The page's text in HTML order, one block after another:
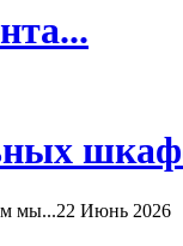
мы...22 Июнь 2026